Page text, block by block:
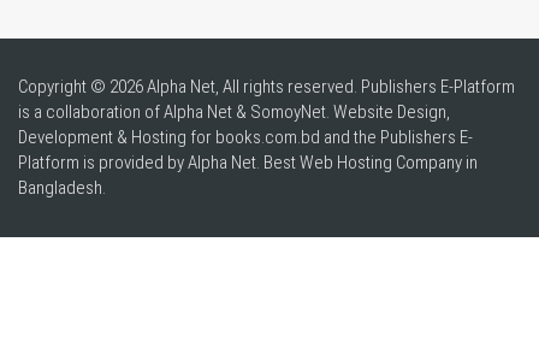
Copyright © 2026 Alpha Net, All rights reserved. Publishers E-Platform
is a collaboration of Alpha Net & SomoyNet. Website Design,
Development & Hosting for books.com.bd and the Publishers E-
Platform is provided by Alpha Net. BestWeb Hosting Company in
Bangladesh.